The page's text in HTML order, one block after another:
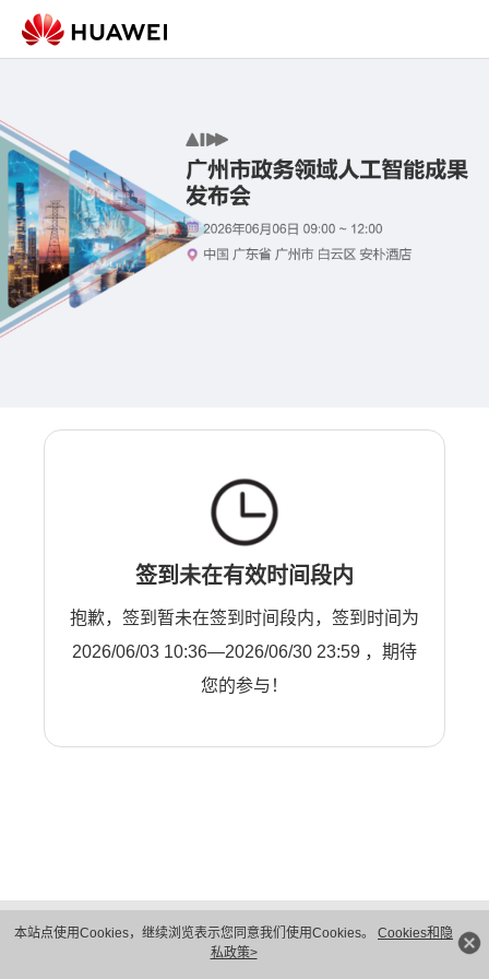
本站点使用Cookies，继续浏览表示您同意我们使用Cookies。 Cookies和隐
私政策>
签到未在有效时间段内
抱歉，签到暂未在签到时间段内，签到时间为
2026/06/03 10:36—2026/06/30 23:59 ，期待
您的参与！
隐私保护
法律声明